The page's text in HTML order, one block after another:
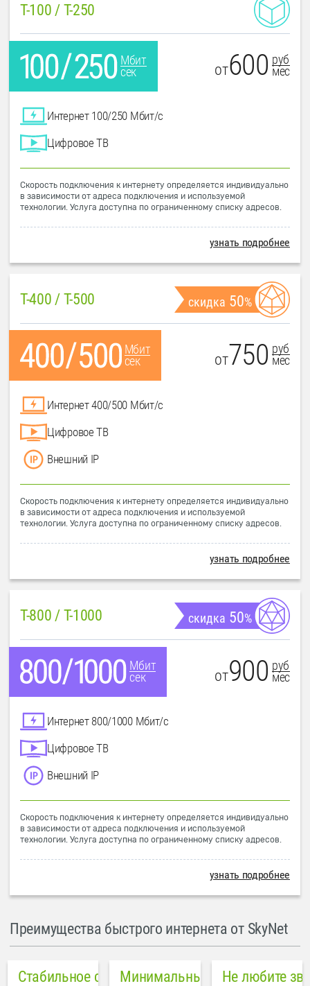
T-100 / T-250
Мбит
сек
от600 руб
мес
Интернет 100/250 Мбит/с
Цифровое ТВ
Скорость подключения к интернету определяется индивидуально
в зависимости от адреса подключения и используемой
технологии. Услуга доступна по ограниченному списку адресов.
узнать подробнее
T-400 / T-500 скидка 50%
Мбит
сек
от750 руб
мес
Интернет 400/500 Мбит/с
Цифровое ТВ
Внешний IP
Скорость подключения к интернету определяется индивидуально
в зависимости от адреса подключения и используемой
технологии. Услуга доступна по ограниченному списку адресов.
узнать подробнее
T-800 / T-1000 скидка 50%
Мбит
сек
от900 руб
мес
Интернет 800/1000 Мбит/с
Цифровое ТВ
Внешний IP
Скорость подключения к интернету определяется индивидуально
в зависимости от адреса подключения и используемой
технологии. Услуга доступна по ограниченному списку адресов.
узнать подробнее
Преимущества быстрого интернета от SkyNet
Стабильное соединениеМинимальный пинг в городе
Не любите